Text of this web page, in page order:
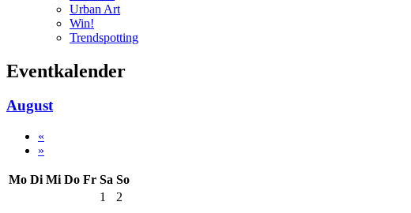
Urban Art
Win!
Trendspotting
Eventkalender
August
«
»
Mo Di Mi Do Fr Sa So
1
2